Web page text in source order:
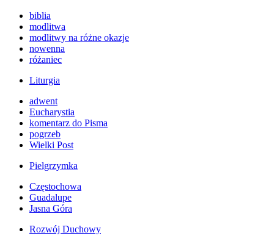
biblia
modlitwa
modlitwy na różne okazje
nowenna
różaniec
Liturgia
adwent
Eucharystia
komentarz do Pisma
pogrzeb
Wielki Post
Pielgrzymka
Częstochowa
Guadalupe
Jasna Góra
Rozwój Duchowy